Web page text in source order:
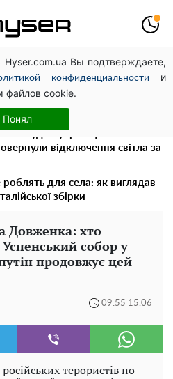
Вы подтверждаете,
конфиденциальности
и
файлов cookie.
Понял
холод та комунальні платежі
"ламають" у відключення
– це далеко не все: фронтмен
став наступним
відключення світла за
для села: як виглядав
збірки
Довженка: хто
собор у
продовжує цей
09:55 15.06
терористів по